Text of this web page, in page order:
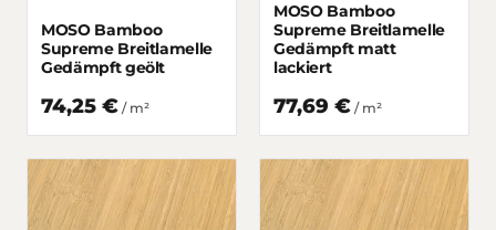
MOSO Bamboo
Supreme Breitlamelle
Gedämpft geölt
74,25 € / m²
MOSO Bamboo
Supreme Breitlamelle
Gedämpft matt
lackiert
77,69 € / m²